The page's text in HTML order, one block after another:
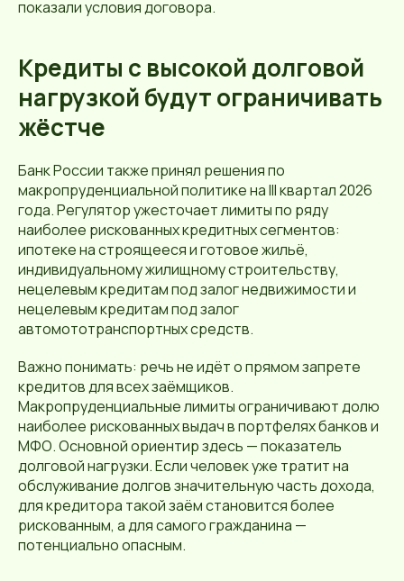
показали условия договора.
Кредиты с высокой долговой
нагрузкой будут ограничивать
жёстче
Банк России также принял решения по
макропруденциальной политике на III квартал 2026
года. Регулятор ужесточает лимиты по ряду
наиболее рискованных кредитных сегментов:
ипотеке на строящееся и готовое жильё,
индивидуальному жилищному строительству,
нецелевым кредитам под залог недвижимости и
нецелевым кредитам под залог
автомототранспортных средств.
Важно понимать: речь не идёт о прямом запрете
кредитов для всех заёмщиков.
Макропруденциальные лимиты ограничивают долю
наиболее рискованных выдач в портфелях банков и
МФО. Основной ориентир здесь — показатель
долговой нагрузки. Если человек уже тратит на
обслуживание долгов значительную часть дохода,
для кредитора такой заём становится более
рискованным, а для самого гражданина —
потенциально опасным.